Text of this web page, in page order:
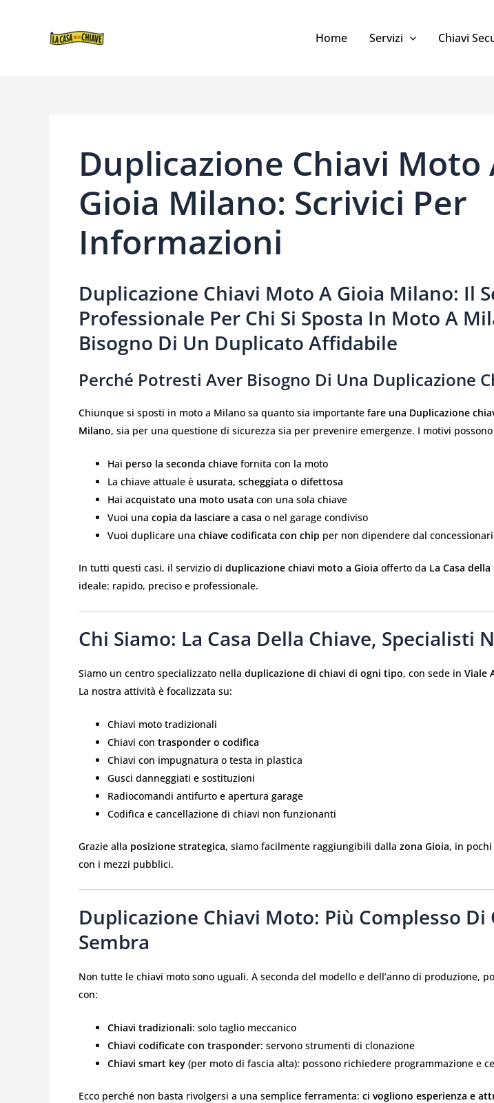
CONTENUTO
Home Servizi Chiavi
Duplicazione Chiavi Moto
Gioia Milano: Scrivici Per
Informazioni
Duplicazione Chiavi Moto A Gioia Milano: Il
Professionale Per Chi Si Sposta In Moto A
Bisogno Di Un Duplicato Affidabile
Perché Potresti Aver Bisogno Di Una Duplicazione
Chiunque si sposti in moto a Milano sa quanto sia importante fare una Duplicazione
Milano, sia per una questione di sicurezza sia per prevenire emergenze. I motivi
Hai perso la seconda chiave fornita con la moto
La chiave attuale è usurata, scheggiata o difettosa
Hai acquistato una moto usata con una sola chiave
Vuoi una copia da lasciare a casa o nel garage condiviso
Vuoi duplicare una chiave codificata con chip per non dipendere dal
In tutti questi casi, il servizio di duplicazione chiavi moto a Gioia offerto da La Casa della
ideale: rapido, preciso e professionale.
Chi Siamo: La Casa Della Chiave, Specialisti
Siamo un centro specializzato nella duplicazione di chiavi di ogni tipo, con sede in Viale
La nostra attività è focalizzata su:
Chiavi moto tradizionali
Chiavi con trasponder o codifica
Chiavi con impugnatura o testa in plastica
Gusci danneggiati e sostituzioni
Radiocomandi antifurto e apertura garage
Codifica e cancellazione di chiavi non funzionanti
Grazie alla posizione strategica, siamo facilmente raggiungibili dalla zona Gioia, in
con i mezzi pubblici.
Duplicazione Chiavi Moto: Più Complesso Di
Sembra
Non tutte le chiavi moto sono uguali. A seconda del modello e dell’anno di produzione,
con:
Chiavi tradizionali: solo taglio meccanico
Chiavi codificate con trasponder: servono strumenti di clonazione
Chiavi smart key (per moto di fascia alta): possono richiedere programmazione e
Ecco perché non basta rivolgersi a una semplice ferramenta: ci vogliono esperienza e